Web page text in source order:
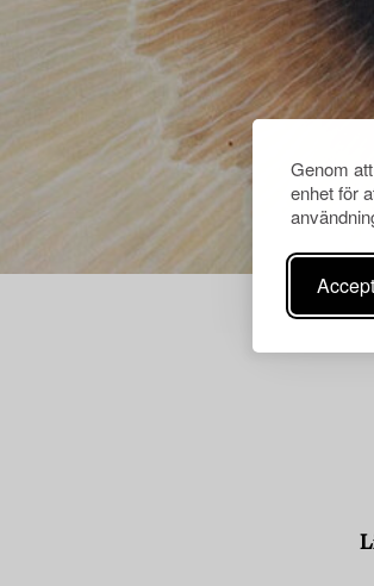
Genom
enhet för